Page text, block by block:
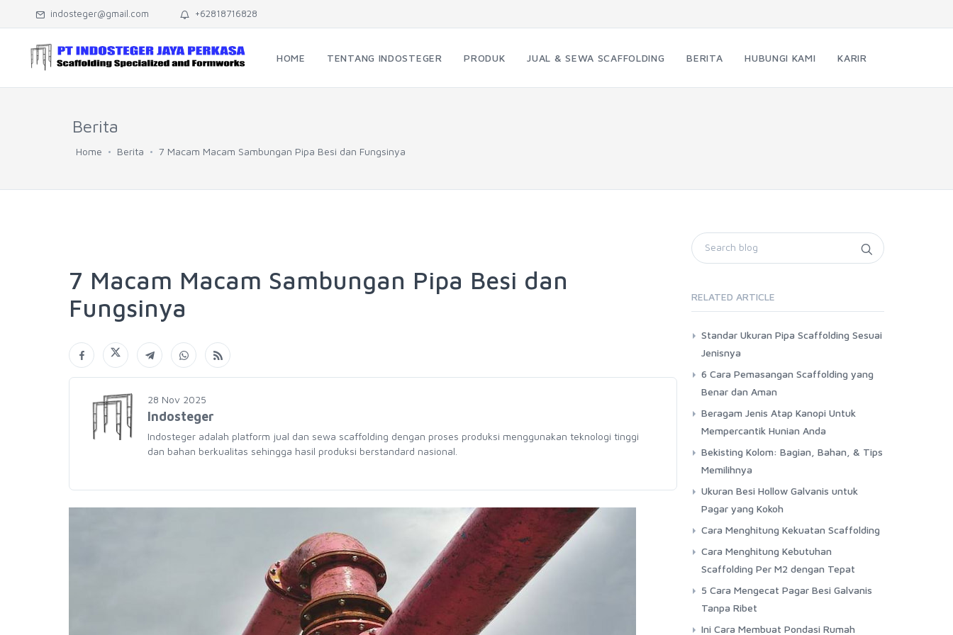
indosteger@gmail.com +62818716828
HOME TENTANG INDOSTEGER PRODUK JUAL & SEWA SCAFFOLDING BERITA HUBUNGI KAMI KARIR
Berita
Home Berita 7 Macam Macam Sambungan Pipa Besi dan Fungsinya
7 Macam Macam Sambungan Pipa Besi dan
Fungsinya
28 Nov 2025
Indosteger
Indosteger adalah platform jual dan sewa scaffolding dengan proses produksi menggunakan teknologi tinggi
dan bahan berkualitas sehingga hasil produksi berstandard nasional.
RELATED ARTICLE
Standar Ukuran Pipa Scaffolding Sesuai
Jenisnya
6 Cara Pemasangan Scaffolding yang
Benar dan Aman
Beragam Jenis Atap Kanopi Untuk
Mempercantik Hunian Anda
Bekisting Kolom: Bagian, Bahan, & Tips
Memilihnya
Ukuran Besi Hollow Galvanis untuk
Pagar yang Kokoh
Cara Menghitung Kekuatan Scaffolding
Cara Menghitung Kebutuhan
Scaffolding Per M2 dengan Tepat
5 Cara Mengecat Pagar Besi Galvanis
Tanpa Ribet
Ini Cara Membuat Pondasi Rumah